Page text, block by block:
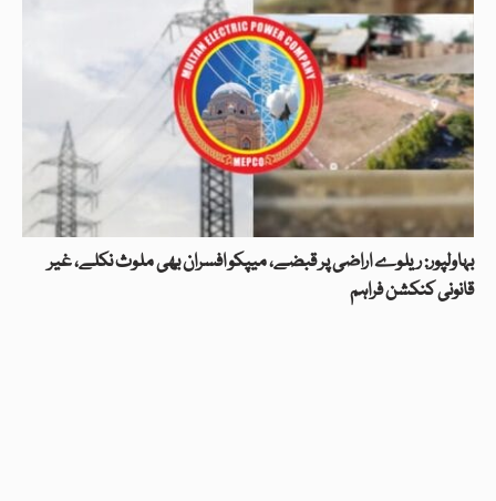
بہاولپور: ریلوے اراضی پر قبضے، میپکو افسران بھی ملوث نکلے، غیر
قانونی کنکشن فراہم